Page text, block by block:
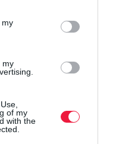
in below Google
my
my
of my
with the